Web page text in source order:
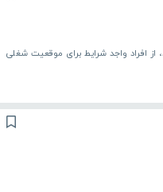
افراد واجد شرایط برای موقعیت شغلی